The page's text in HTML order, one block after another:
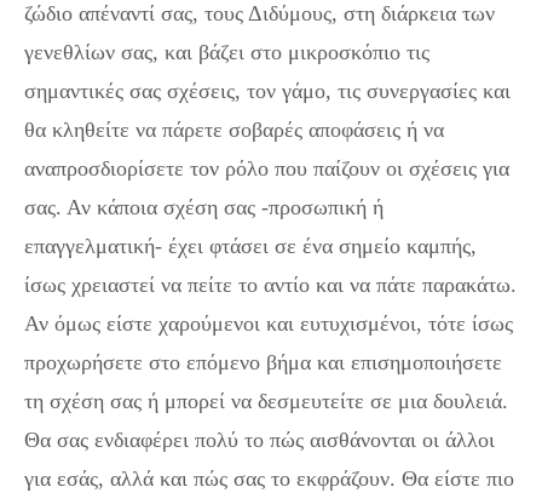
ζώδιο απέναντί σας, τους Διδύμους, στη διάρκεια των
γενεθλίων σας, και βάζει στο μικροσκόπιο τις
σημαντικές σας σχέσεις, τον γάμο, τις συνεργασίες και
θα κληθείτε να πάρετε σοβαρές αποφάσεις ή να
αναπροσδιορίσετε τον ρόλο που παίζουν οι σχέσεις για
σας. Αν κάποια σχέση σας -προσωπική ή
επαγγελματική- έχει φτάσει σε ένα σημείο καμπής,
ίσως χρειαστεί να πείτε το αντίο και να πάτε παρακάτω.
Αν όμως είστε χαρούμενοι και ευτυχισμένοι, τότε ίσως
προχωρήσετε στο επόμενο βήμα και επισημοποιήσετε
τη σχέση σας ή μπορεί να δεσμευτείτε σε μια δουλειά.
Θα σας ενδιαφέρει πολύ το πώς αισθάνονται οι άλλοι
για εσάς, αλλά και πώς σας το εκφράζουν. Θα είστε πιο